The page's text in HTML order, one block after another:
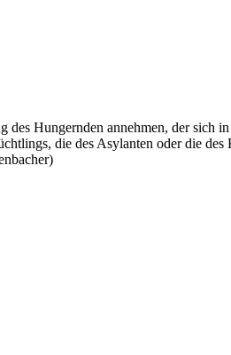
Hungernden annehmen, der
die des Asylanten oder die